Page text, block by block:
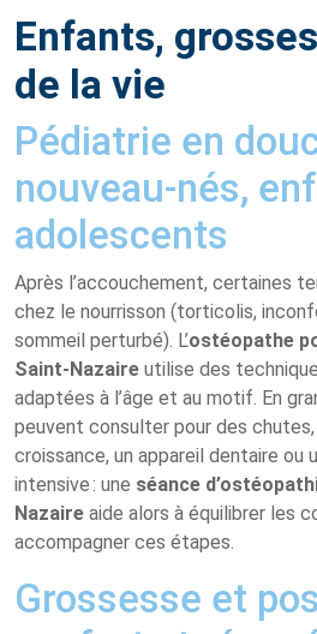
Enfants,
de la vie
Pédiatrie en
nouveau-nés,
adolescents
Après l’accouchement, certaines
chez le nourrisson (torticolis,
sommeil perturbé). L’ostéopathe
Saint-Nazaire utilise des
adaptées à l’âge et au motif. En
peuvent consulter pour des
croissance, un appareil dentaire ou
intensive : une séance
Nazaire aide alors à équilibrer les
accompagner ces étapes.
Grossesse et